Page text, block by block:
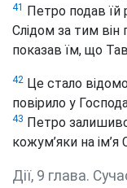
41 Петро подав їй
Слідом за тим він
показав їм, що
42 Це стало
повірило у
43 Петро
кожум’яки на ім’я
Дії, 9 глава.